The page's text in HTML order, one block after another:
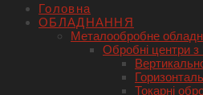
Головна
ОБЛАДНАННЯ
Металообробне
Обробні центри
Токарні